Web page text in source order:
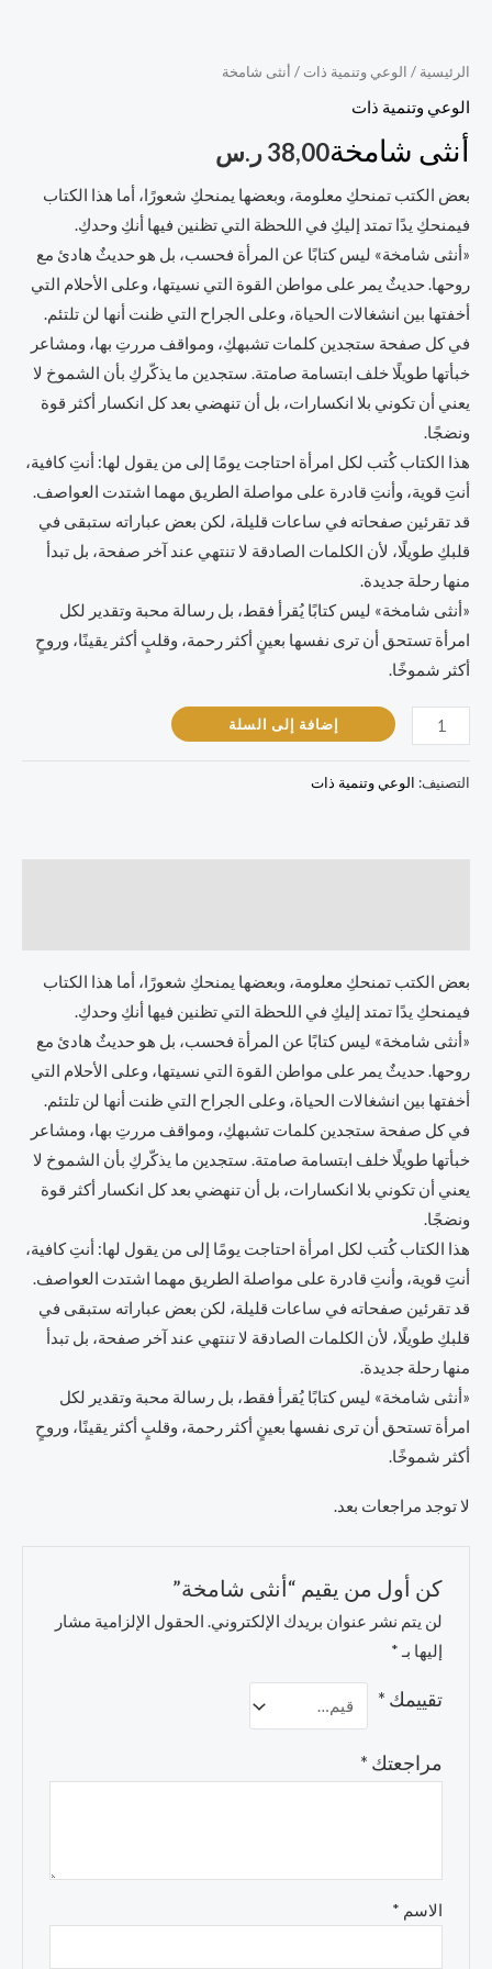
الرئيسية / الوعي وتنمية ذات / أنثى شامخة
الوعي وتنمية ذات
أنثى شامخة38,00ر.س
بعض الكتب تمنحكِ معلومة، وبعضها يمنحكِ شعورًا، أما هذا الكتاب
فيمنحكِ يدًا تمتد إليكِ في اللحظة التي تظنين فيها أنكِ وحدكِ.
«أنثى شامخة» ليس كتابًا عن المرأة فحسب، بل هو حديثٌ هادئ مع
روحها. حديثٌ يمر على مواطن القوة التي نسيتها، وعلى الأحلام التي
أخفتها بين انشغالات الحياة، وعلى الجراح التي ظنت أنها لن تلتئم.
في كل صفحة ستجدين كلمات تشبهكِ، ومواقف مررتِ بها، ومشاعر
خبأتها طويلًا خلف ابتسامة صامتة. ستجدين ما يذكّركِ بأن الشموخ لا
يعني أن تكوني بلا انكسارات، بل أن تنهضي بعد كل انكسار أكثر قوة
ونضجًا.
هذا الكتاب كُتب لكل امرأة احتاجت يومًا إلى من يقول لها: أنتِ كافية،
أنتِ قوية، وأنتِ قادرة على مواصلة الطريق مهما اشتدت العواصف.
قد تقرئين صفحاته في ساعات قليلة، لكن بعض عباراته ستبقى في
قلبكِ طويلًا، لأن الكلمات الصادقة لا تنتهي عند آخر صفحة، بل تبدأ
منها رحلة جديدة.
«أنثى شامخة» ليس كتابًا يُقرأ فقط، بل رسالة محبة وتقدير لكل
امرأة تستحق أن ترى نفسها بعينٍ أكثر رحمة، وقلبٍ أكثر يقينًا، وروحٍ
أكثر شموخًا.
إضافة إلى السلة
التصنيف: الوعي وتنمية ذات
بعض الكتب تمنحكِ معلومة، وبعضها يمنحكِ شعورًا، أما هذا الكتاب
فيمنحكِ يدًا تمتد إليكِ في اللحظة التي تظنين فيها أنكِ وحدكِ.
«أنثى شامخة» ليس كتابًا عن المرأة فحسب، بل هو حديثٌ هادئ مع
روحها. حديثٌ يمر على مواطن القوة التي نسيتها، وعلى الأحلام التي
أخفتها بين انشغالات الحياة، وعلى الجراح التي ظنت أنها لن تلتئم.
في كل صفحة ستجدين كلمات تشبهكِ، ومواقف مررتِ بها، ومشاعر
خبأتها طويلًا خلف ابتسامة صامتة. ستجدين ما يذكّركِ بأن الشموخ لا
يعني أن تكوني بلا انكسارات، بل أن تنهضي بعد كل انكسار أكثر قوة
ونضجًا.
هذا الكتاب كُتب لكل امرأة احتاجت يومًا إلى من يقول لها: أنتِ كافية،
أنتِ قوية، وأنتِ قادرة على مواصلة الطريق مهما اشتدت العواصف.
قد تقرئين صفحاته في ساعات قليلة، لكن بعض عباراته ستبقى في
قلبكِ طويلًا، لأن الكلمات الصادقة لا تنتهي عند آخر صفحة، بل تبدأ
منها رحلة جديدة.
«أنثى شامخة» ليس كتابًا يُقرأ فقط، بل رسالة محبة وتقدير لكل
امرأة تستحق أن ترى نفسها بعينٍ أكثر رحمة، وقلبٍ أكثر يقينًا، وروحٍ
أكثر شموخًا.
لا توجد مراجعات بعد.
كن أول من يقيم “أنثى شامخة”
لن يتم نشر عنوان بريدك الإلكتروني. الحقول الإلزامية مشار
إليها بـ *
تقييمك *
مراجعتك *
الاسم *